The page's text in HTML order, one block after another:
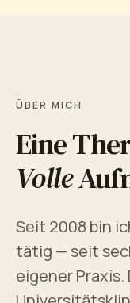
ÜBER MICH
Eine
Volle
Seit 2008 bin
tätig — seit
eigener Praxis.